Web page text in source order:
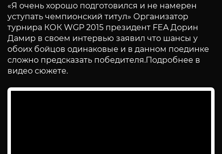
«Я очень хорошо подготовился и не намерен
уступать чемпионский титул» Организатор
турнира КОК WGP 2015 президент FEA Дорин
Дамир в своем интервью заявил что шансы у
обоих бойцов одинаковые и в данном поединке
сложно предсказать победителя.Подробнее в
видео сюжете.